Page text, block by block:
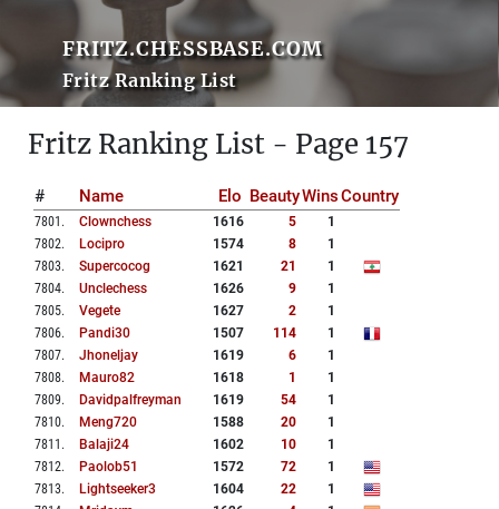
FRITZ.CHESSBASE.COM
Fritz Ranking List
Fritz Ranking List - Page 157
# Name Elo BeautyWinsCountry
7801 . Clownchess 1616 5
1
7802. Locipro 1574 8
1
7803. Supercocog 1621 21
1
7804. Unclechess 1626 9
1
7805. Vegete 1627 2
1
7806. Pandi30 1507 114
1
7807. Jhoneljay 1619 6
1
7808. Mauro82 1618 1
1
7809. Davidpalfreyman 1619 54
1
7810. Meng720 1588 20
1
7811 . Balaji24 1602 10
1
7812. Paolob51 1572 72
1
7813. Lightseeker3 1604 22
1